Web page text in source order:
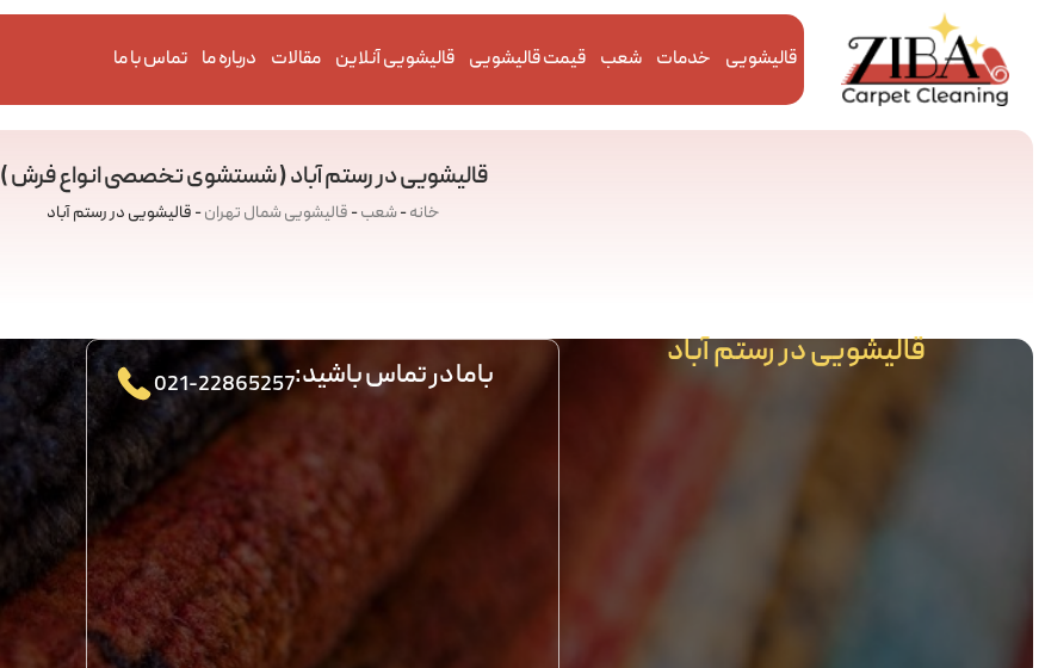
قالیشویی خدمات شعب قیمت قالیشویی قالیشویی آنلاین مقالات درباره ما تماس با ما
قالیشویی در رستم آباد ( شستشوی تخصصی انواع فرش )
خانه-شعب- قالیشویی شمال تهران- قالیشویی در رستم آباد
قالیشویی در رستم آباد
021-22865257باما در تماس باشید: